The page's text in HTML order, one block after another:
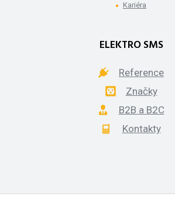
Kariéra
ELEKTRO SMS
Reference
Značky
B2B a B2C
Kontakty